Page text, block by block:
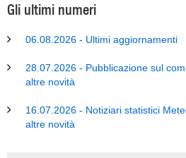
Gli ultimi numeri
06.08.2026 - Ultimi aggiornamenti
28.07.2026 - Pubblicazione sul
altre novità
16.07.2026 - Notiziari statistici
altre novità